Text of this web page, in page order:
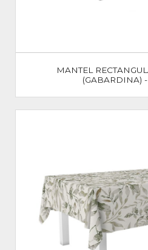
MANTEL
(GABARDINA)